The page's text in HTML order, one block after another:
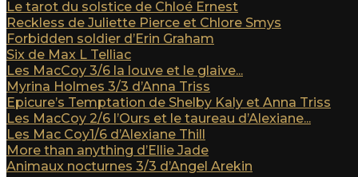
Le tarot du solstice de Chloé Ernest
Reckless de Juliette Pierce et Chlore Smys
Forbidden soldier d’Erin Graham
Six de Max L Telliac
Les MacCoy 3/6 la louve et le glaive...
Myrina Holmes 3/3 d’Anna Triss
Epicure’s Temptation de Shelby Kaly et Anna Triss
Les MacCoy 2/6 l’Ours et le taureau d’Alexiane...
Les Mac Coy1/6 d’Alexiane Thill
More than anything d’Ellie Jade
Animaux nocturnes 3/3 d’Angel Arekin